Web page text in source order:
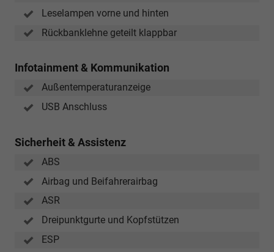
Leselampen vorne und hinten
Rückbanklehne geteilt klappbar
Infotainment & Kommunikation
Außentemperaturanzeige
USB Anschluss
Sicherheit & Assistenz
ABS
Airbag und Beifahrerairbag
ASR
Dreipunktgurte und Kopfstützen
ESP